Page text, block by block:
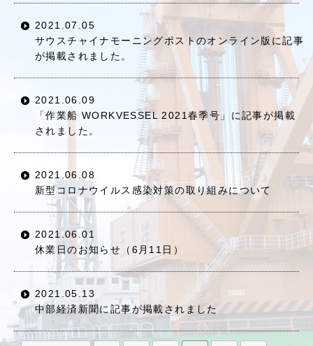
2021.07.05
サウスチャイナモーニングポストのオンライン版に記事
が掲載されました。
2021.06.09
「作業船 WORKVESSEL 2021春季号」に記事が掲載
されました。
2021.06.08
新型コロナウイルス感染対策の取り組みについて
2021.06.01
休業日のお知らせ（6月11日）
2021.05.13
中部経済新聞に記事が掲載されました